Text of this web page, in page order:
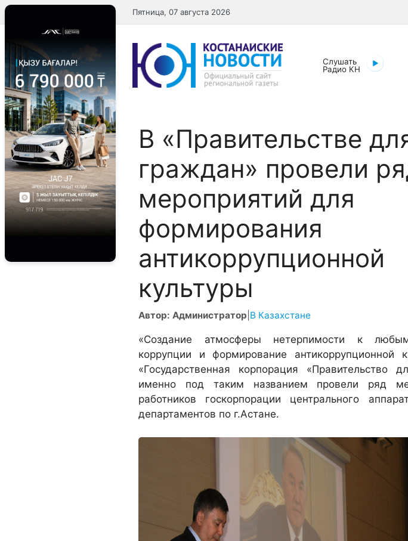
Перейти
к
содержимому
Пятница, 07 августа 2026
Слушать
Радио КН
В «Правительстве
граждан» провели
мероприятий для
формирования
антикоррупционной
культуры
Автор: Администратор В Казахстане
«Создание атмосферы нетерпимости к
коррупции и формирование антикоррупционной
«Государственная корпорация «Правительство
именно под таким названием провели ряд
работников госкорпорации центрального
департаментов по г.Астане.